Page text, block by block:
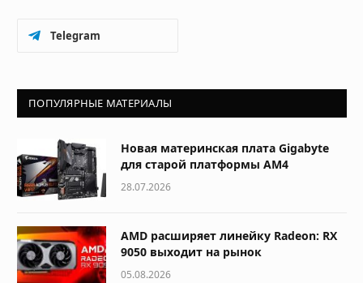
Telegram
ПОПУЛЯРНЫЕ МАТЕРИАЛЫ
Новая материнская плата Gigabyte
для старой платформы AM4
28.07.2026
AMD расширяет линейку Radeon: RX
9050 выходит на рынок
05.08.2026